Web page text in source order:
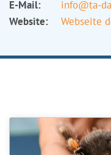
E-Mail:
info@ta-
Website:
Webseite